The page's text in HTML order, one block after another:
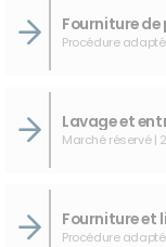
Procédure
Marché réservé |
Fourniture et
Procédure